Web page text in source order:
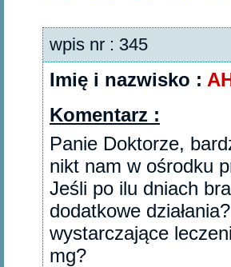
wpis nr : 345
Imię i nazwisko :
Komentarz :
Panie Doktorze,
nikt nam w ośrodku
Jeśli po ilu dniach
dodatkowe
wystarczające
mg?‎